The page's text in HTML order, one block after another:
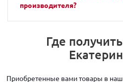
производителя?
Где
Приобретенные вами товары в